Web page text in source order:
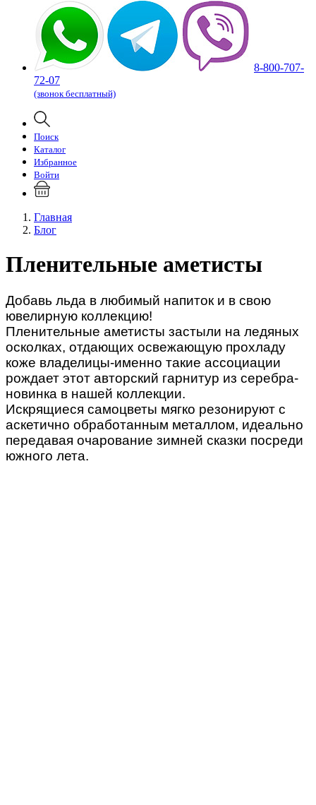
8-800-707-
72-07
(звонок бесплатный)
Поиск
Каталог
Избранное
Войти
Главная
Блог
Пленительные аметисты
Добавь льда в любимый напиток и в свою
ювелирную коллекцию!
Пленительные аметисты застыли на ледяных
осколках, отдающих освежающую прохладу
коже владелицы-именно такие ассоциации
рождает этот авторский гарнитур из серебра-
новинка в нашей коллекции.
Искрящиеся самоцветы мягко резонируют с
аскетично обработанным металлом, идеально
передавая очарование зимней сказки посреди
южного лета.